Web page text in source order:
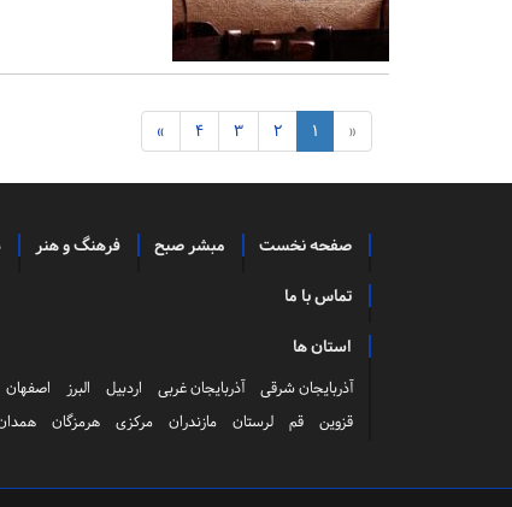
«
1
2
3
4
»
صفحه نخست مبشر صبح فرهنگ و هنر
تماس با ما
استان ها
آذربایجان شرقی آذربایجان غربی اردبیل البرز اصفهان
قزوین
قم لرستان مازندران مرکزی هرمزگان